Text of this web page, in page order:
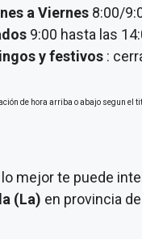
a Viernes 8:00/
9:00 hasta las
y festivos :
de hora arriba o abajo segun el
lo mejor te puede
(La) en provincia